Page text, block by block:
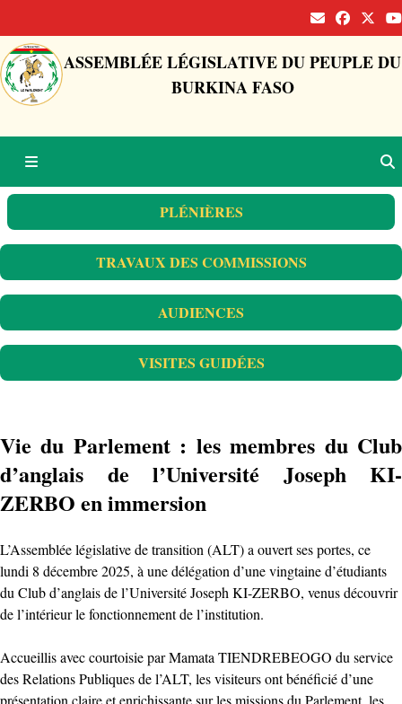
ASSEMBLÉE LÉGISLATIVE DU PEUPLE DU
BURKINA FASO
PLÉNIÈRES
TRAVAUX DES COMMISSIONS
AUDIENCES
VISITES GUIDÉES
Vie du Parlement : les membres du Club
d’anglais de l’Université Joseph KI-
ZERBO en immersion
L’Assemblée législative de transition (ALT) a ouvert ses portes, ce
lundi 8 décembre 2025, à une délégation d’une vingtaine d’étudiants
du Club d’anglais de l’Université Joseph KI-ZERBO, venus découvrir
de l’intérieur le fonctionnement de l’institution.
Accueillis avec courtoisie par Mamata TIENDREBEOGO du service
des Relations Publiques de l’ALT, les visiteurs ont bénéficié d’une
présentation claire et enrichissante sur les missions du Parlement, les